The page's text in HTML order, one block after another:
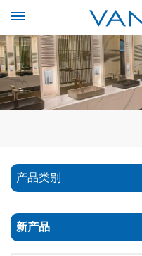
产品类别
新产品